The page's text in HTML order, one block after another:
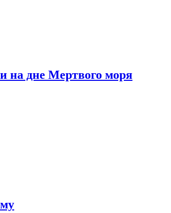
на дне Мертвого моря